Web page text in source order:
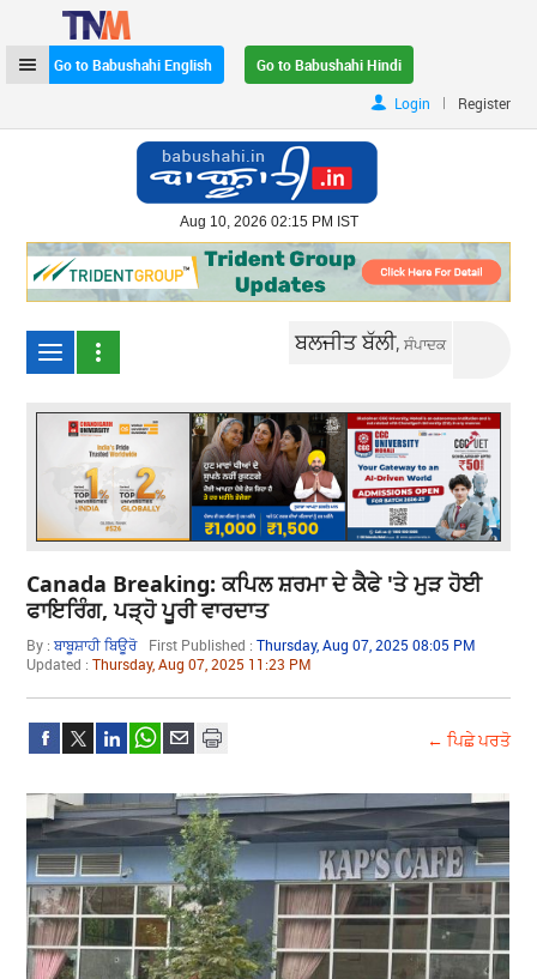
Go to Babushahi English
Go to Babushahi Hindi
Login
| Register
Aug 10, 2026 02:15 PM IST
ਬਲਜੀਤ ਬੱਲੀ,ਸੰਪਾਦਕ
Canada Breaking: ਕਪਿਲ ਸ਼ਰਮਾ ਦੇ ਕੈਫੇ 'ਤੇ ਮੁੜ ਹੋਈ
ਫਾਇਰਿੰਗ, ਪੜ੍ਹੋ ਪੂਰੀ ਵਾਰਦਾਤ
By :ਬਾਬੂਸ਼ਾਹੀ ਬਿਊਰੋ First Published :Thursday, Aug 07, 2025 08:05 PM
Updated :Thursday, Aug 07, 2025 11:23 PM
← ਪਿਛੇ ਪਰਤੋ